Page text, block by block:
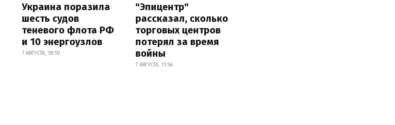
Украина поразила
шесть судов
теневого флота РФ
и 10 энергоузлов
7 АВГУСТА, 18:10
"Эпицентр"
рассказал, сколько
торговых центров
потерял за время
войны
7 АВГУСТА, 11:56